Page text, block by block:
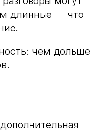
длинные — что
чем дольше